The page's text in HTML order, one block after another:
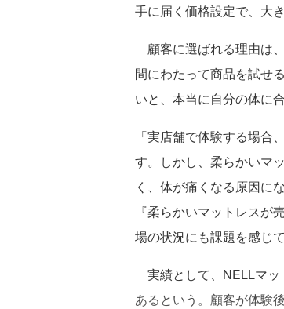
手に届く価格設定で、大
顧客に選ばれる理由は
間にわたって商品を試せ
いと、本当に自分の体に
「実店舗で体験する場
す。しかし、柔らかいマ
く、体が痛くなる原因に
『柔らかいマットレス
場の状況にも課題を感じ
実績として、NELLマッ
あるという。顧客が体験